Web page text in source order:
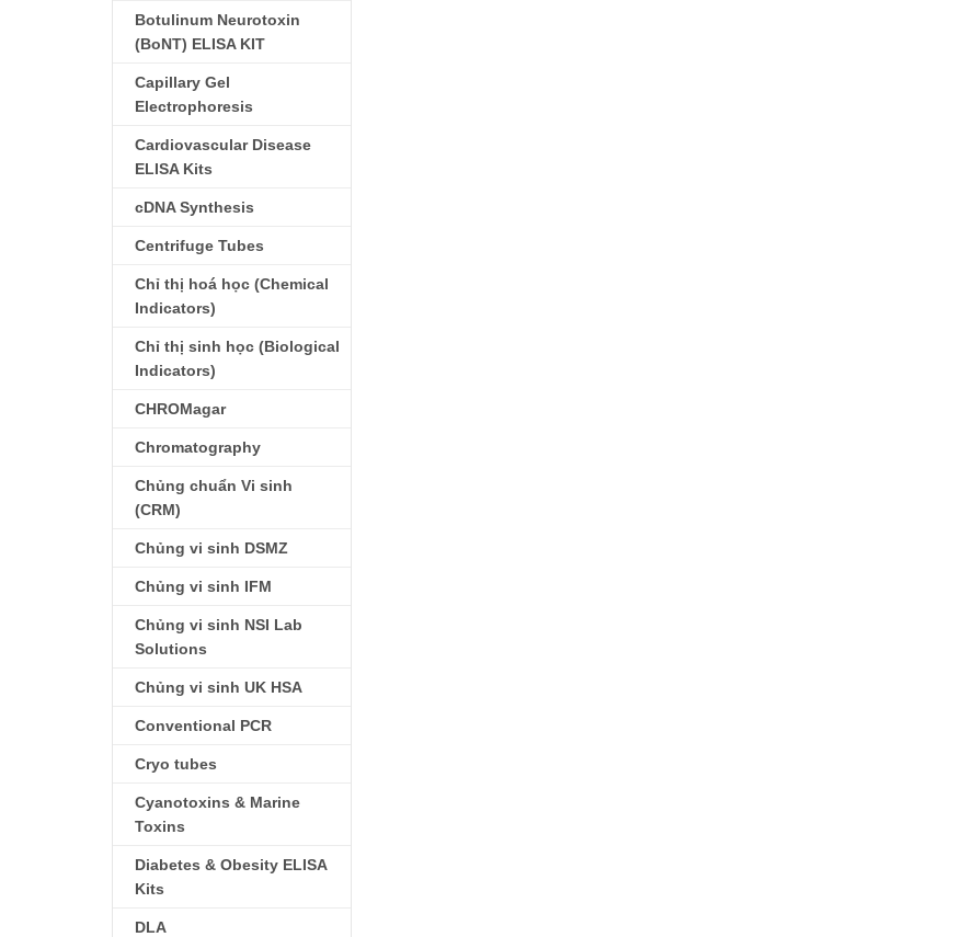
Botulinum Neurotoxin
(BoNT) ELISA KIT
Capillary Gel
Electrophoresis
Cardiovascular Disease
ELISA Kits
cDNA Synthesis
Centrifuge Tubes
Chỉ thị hoá học (Chemical
Indicators)
Chỉ thị sinh học (Biological
Indicators)
CHROMagar
Chromatography
Chủng chuẩn Vi sinh
(CRM)
Chủng vi sinh DSMZ
Chủng vi sinh IFM
Chủng vi sinh NSI Lab
Solutions
Chủng vi sinh UK HSA
Conventional PCR
Cryo tubes
Cyanotoxins & Marine
Toxins
Diabetes & Obesity ELISA
Kits
DLA